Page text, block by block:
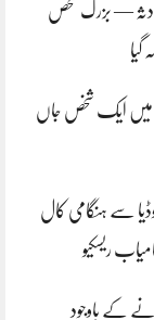
— بزرگ شخص
گیا
میں ایک شخص جاں
سے ہنگامی کال
کے باوجود